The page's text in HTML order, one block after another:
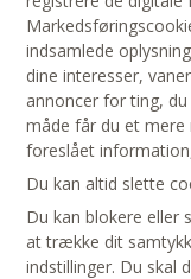
indsamlede
dine interesser,
annoncer for ting,
måde får du et
foreslået
Du kan altid slette
Du kan blokere eller
at trække dit
indstillinger. Du